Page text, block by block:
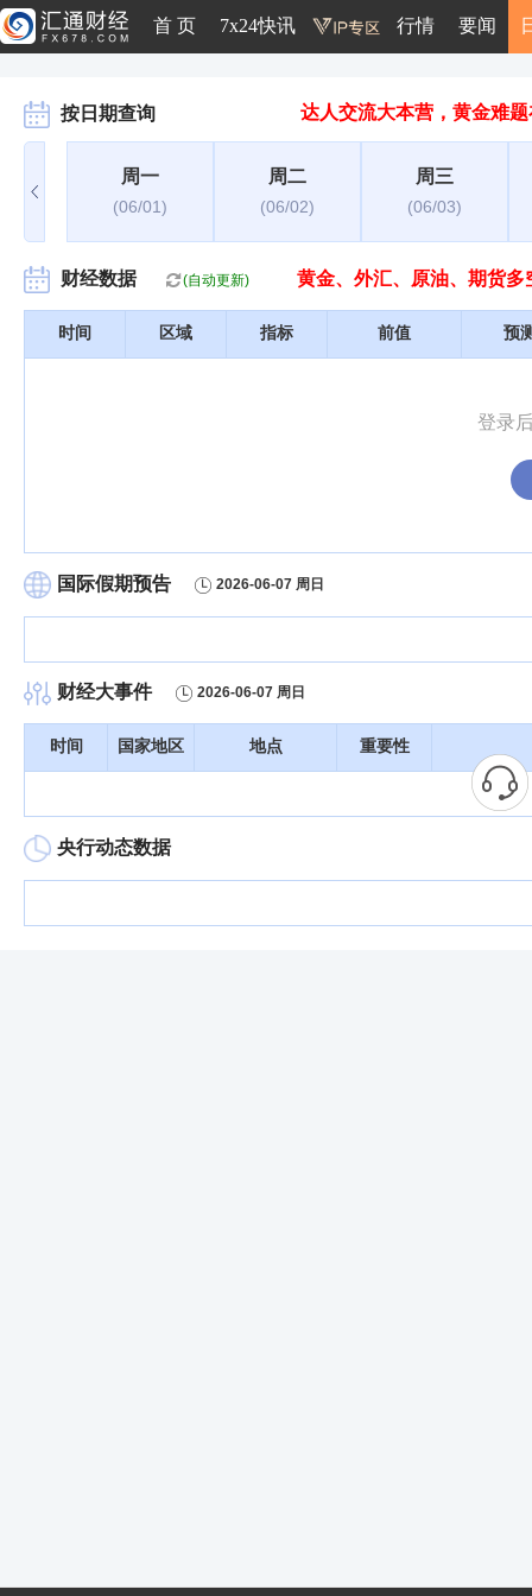
首 页 7x24快讯 行情 要闻
按日期查询 达人交流大本营，黄金难
周一
(06/01)
周二
(06/02)
周三
(06/03)
财经数据 (自动更新) 黄金、外汇、原油、期货多
时间 区域 指标 前值 预
登录
国际假期预告 2026-06-07 周日
财经大事件 2026-06-07 周日
时间 国家地区 地点 重要性
央行动态数据